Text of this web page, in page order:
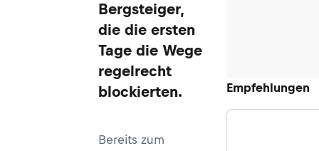
Empfehlungen
Bergsteiger,
die die ersten
Tage die Wege
regelrecht
blockierten.
Bereits zum